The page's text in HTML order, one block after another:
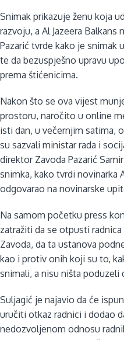
Snimak prikazuje ženu koja
razvoju, a Al Jazeera
Pazarić tvrde kako je
te da bezuspješno upravu
prema štićenicima.
Nakon što se ova vijest
prostoru, naročito u online
isti dan, u večernjim satima,
su sazvali ministar rada i
direktor Zavoda Pazarić
snimka, kako tvrdi novinarka
odgovarao na novinarske
Na samom početku press
zatražiti da se otpusti
Zavoda, da ta ustanova
kao i protiv onih koji su to,
snimali, a nisu ništa poduzeli
Suljagić je najavio da će
uručiti otkaz radnici i dodao
nedozvoljenom odnosu